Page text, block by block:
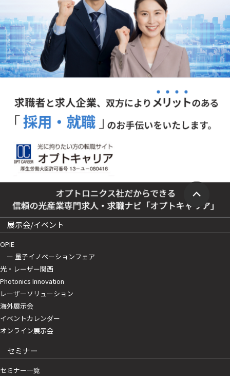
展示会/イベント
OPIE
ー 量子イノベーションフェア
光・レーザー関西
Photonics Innovation
レーザーソリューション
海外展示会
イベントカレンダー
オンライン展示会
セミナー
セミナー一覧